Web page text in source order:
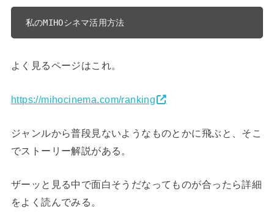
私のMIHOシネマ活用方法
よく見るページはこれ。
https://mihocinema.com/ranking
ジャンルから普段見ないようなものとかに飛ぶと、そこ
でストーリー解説がある。
ザーッと見る中で面白そうだなってものが合ったら詳細
をよく読んでみる。